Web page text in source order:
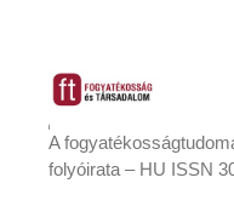
tartalomba
A
folyóirata – HU ISSN